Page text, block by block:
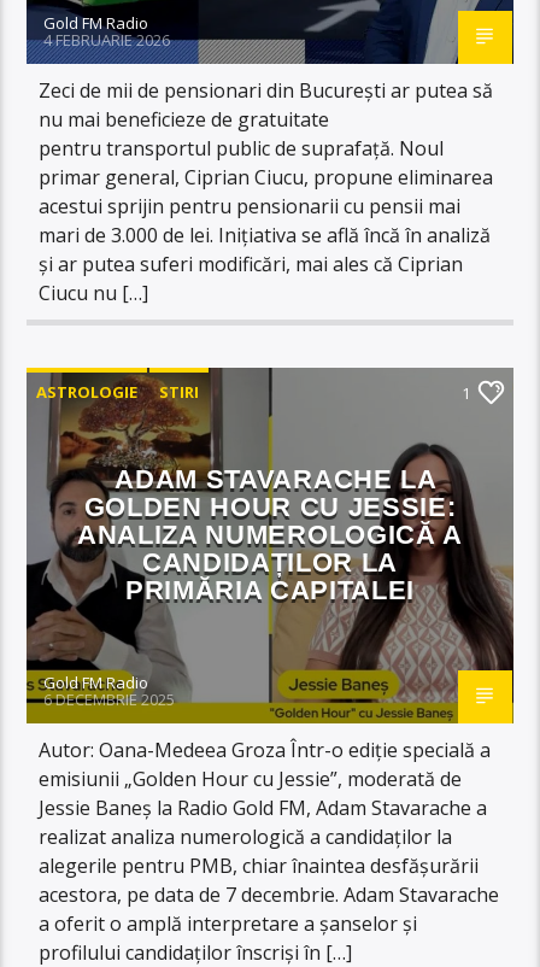
Gold FM Radio
4 FEBRUARIE 2026
Zeci de mii de pensionari din București ar putea să
nu mai beneficieze de gratuitate
pentru transportul public de suprafață. Noul
primar general, Ciprian Ciucu, propune eliminarea
acestui sprijin pentru pensionarii cu pensii mai
mari de 3.000 de lei. Inițiativa se află încă în analiză
și ar putea suferi modificări, mai ales că Ciprian
Ciucu nu […]
ASTROLOGIE STIRI 1
ADAM STAVARACHE LA
GOLDEN HOUR CU JESSIE:
ANALIZA NUMEROLOGICĂ A
CANDIDAȚILOR LA
PRIMĂRIA CAPITALEI
Gold FM Radio
6 DECEMBRIE 2025
Autor: Oana-Medeea Groza Într-o ediție specială a
emisiunii „Golden Hour cu Jessie”, moderată de
Jessie Baneș la Radio Gold FM, Adam Stavarache a
realizat analiza numerologică a candidaților la
alegerile pentru PMB, chiar înaintea desfășurării
acestora, pe data de 7 decembrie. Adam Stavarache
a oferit o amplă interpretare a șanselor și
profilului candidaților înscriși în […]